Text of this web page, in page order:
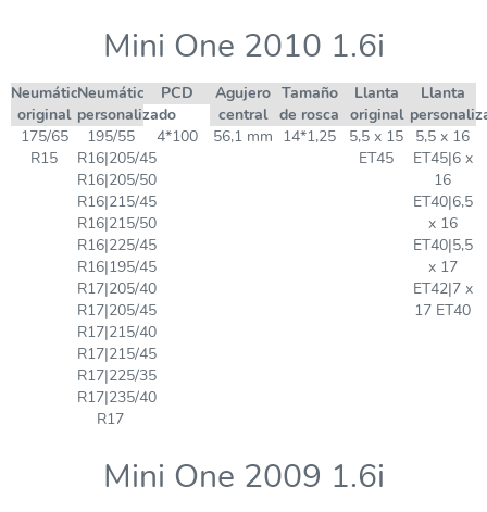
Mini One 2010 1.6i
Neumático
original
Neumático
personalizado
PCD
Agujero
central
Tamaño
de rosca
Llanta
original
Llanta
175/65
R15
195/55
R16|205/45
R16|205/50
R16|215/45
R16|215/50
R16|225/45
R16|195/45
R17|205/40
R17|205/45
R17|215/40
R17|215/45
R17|225/35
R17|235/40
R17
4*100 56,1 mm 14*1,25
5,5 x 15
ET45
5,5 x 16
ET45|6 x
16
ET40|6,5
x 16
ET40|5,5
x 17
ET42|7 x
17 ET40
Mini One 2009 1.6i